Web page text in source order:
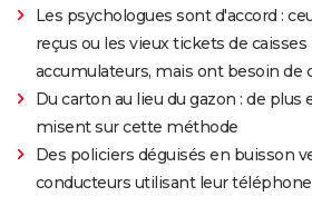
Les psychologues sont d'accord :
reçus ou les vieux tickets de
accumulateurs, mais ont besoin de
Du carton au lieu du gazon : de plus
misent sur cette méthode
Des policiers déguisés en buisson
conducteurs utilisant leur